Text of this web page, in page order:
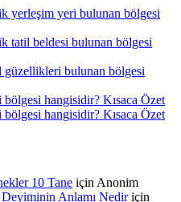
yerleşim yeri bulunan bölgesi
tatil beldesi bulunan bölgesi
bulunan bölgesi
hangisidir? Kısaca Özet
hangisidir? Kısaca Özet
10 Tane için Anonim
Deyiminin Anlamı Nediriçin